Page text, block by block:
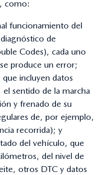
como:
funcionamiento del
de
Codes), cada uno
produce un error;
incluyen datos
sentido de la marcha
y frenado de su
de, por ejemplo,
recorrida); y
del vehículo, que
del nivel de
otros DTC y datos